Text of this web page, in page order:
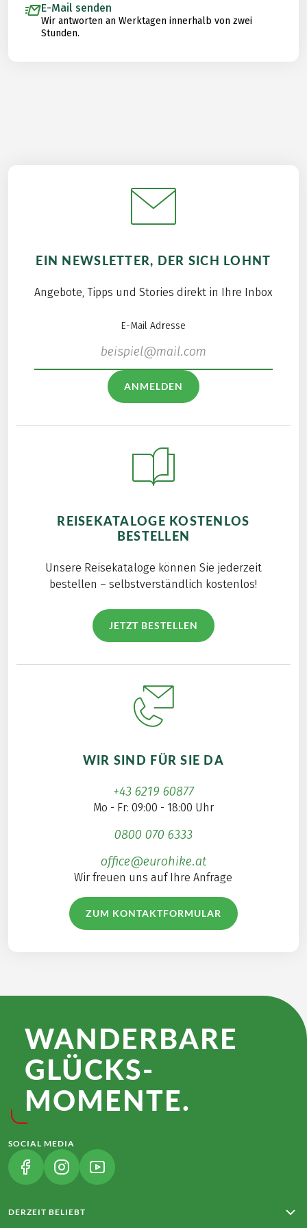
E-Mail senden
Wir antworten an Werktagen innerhalb von zwei
Stunden.
EIN NEWSLETTER, DER SICH LOHNT
Angebote, Tipps und Stories direkt in Ihre Inbox
E-Mail Adresse
ANMELDEN
REISEKATALOGE KOSTENLOS
BESTELLEN
Unsere Reisekataloge können Sie jederzeit
bestellen – selbstverständlich kostenlos!
JETZT BESTELLEN
WIR SIND FÜR SIE DA
+43 6219 60877
Mo - Fr: 09:00 - 18:00 Uhr
0800 070 6333
office@eurohike.at
Wir freuen uns auf Ihre Anfrage
ZUM KONTAKTFORMULAR
WANDER­BARE
GLÜCKS­
MOMENTE.
SOCIAL MEDIA
(LINK ÖFFNET IN NEUEM TAB)
(LINK ÖFFNET IN NEUEM TAB)
(LINK ÖFFNET IN NEUEM TAB)
DERZEIT BELIEBT